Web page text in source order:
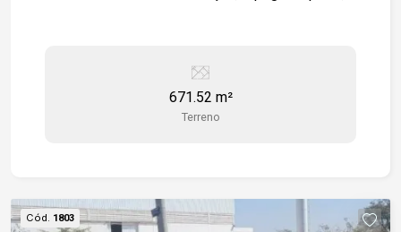
671.52 m²
Terreno
Cód. 1803